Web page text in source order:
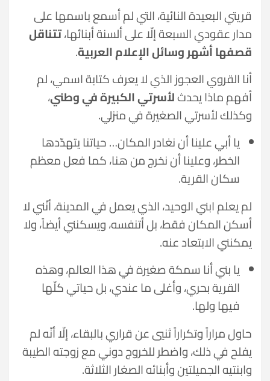
قريتي البعيدة النائية، التي لم أسمع باسمها على
مدار عقودي السبعة إلّا على ألسنة أبنائها،تتناقل
قصفها أشهر وسائل الإعلام العربية.
أنا القروي العجوز الذي لا يعرف كتابة اسمي، لم
أفهم ماذا يحدثلأسرتي الكبيرة في وطني،
وكذلك لأسرتي الصغيرة في منزلي.
يا أبي علينا أن نغادر المكان… حياتنا يتهدّدها
الخطر، وعلينا أن نخرج من هنا، كما فعل معظم
سكان القرية.
لم يعلم ابني الوحيد، الذي يعمل في المدينة، أنّني لا
أسكن المكان فقط، بل أتنفسه، ويسكنني أيضاً، ولا
يمكنني الابتعاد عنه.
يا بني أنا سمكة صغيرة في هذا العالم، وهذه
القرية بحري، وأغلى ما عندي، بل حياتي كلّها
فيها ولها.
حاول مراراً وتكراراً ثنيي عن قراري بالبقاء، إلّا أنّه لم
يفلح في ذلك، واضطر للخروج دوني مع زوجته الطيبة
وابنتيه الجميلتين وأبنائه الصغار الثلاثة.